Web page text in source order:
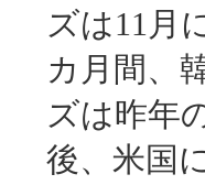
ズは11月
カ月間、
ズは昨年
後、米国